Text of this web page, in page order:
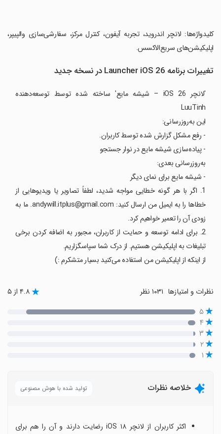
‏کلیدواژه‌ها: لانچر اندروید، تجربه آیفون، کنترل مرکز، سفارشی‌سازی والپیپر،
اپلیکیشن‌های سریع‌الاکسس.
تغییرات برنامه Launcher iOS 26 در نسخه جدید
'لانچر iOS 26 – شیشه مایع' ساخته شده توسط توسعه‌دهنده
LuuTinh
این به‌روزرسانی:
- رفع مشکل گزارش شده توسط کاربران.
- پیاده‌سازی شیشه مایع در نوار جستجو
به‌روزرسانی بعدی:
- شیشه مایع برای نمای دیگر
1. اگر با هر گونه خطایی مواجه شدید، لطفاً تصاویر یا ویدیوهایی از
خطاها را به ایمیل من ارسال کنید: andywill.itplus@gmail.com. ما به
زودی آن را تعمیر خواهیم کرد.
2. برای ادامه توسعه و حمایت از کاربران، مجبور به اضافه کردن برخی
تبلیغات به اپلیکیشن هستیم. از درک شما سپاسگزاریم.
از اینکه از اپلیکیشن من استفاده می‌کنید بسیار متشکرم :)
نظرات و امتیازها ۴.۸ از ۵
۵
۴
۳
۲
۱
خلاصه نظرات تولید شده با هوش مصنوعی
اکثر کاربران از لانچر iOS ۱۸ رضایت دارند و آن را هم برای